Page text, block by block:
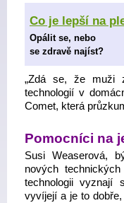
Co je lepší na
Opálit se, nebo
se zdravě najíst?
„Zdá se, že muži
technologií v
Comet, která
Pomocníci na
Susi Weaserová,
nových
technologii vyznají
vyvíjejí a je to